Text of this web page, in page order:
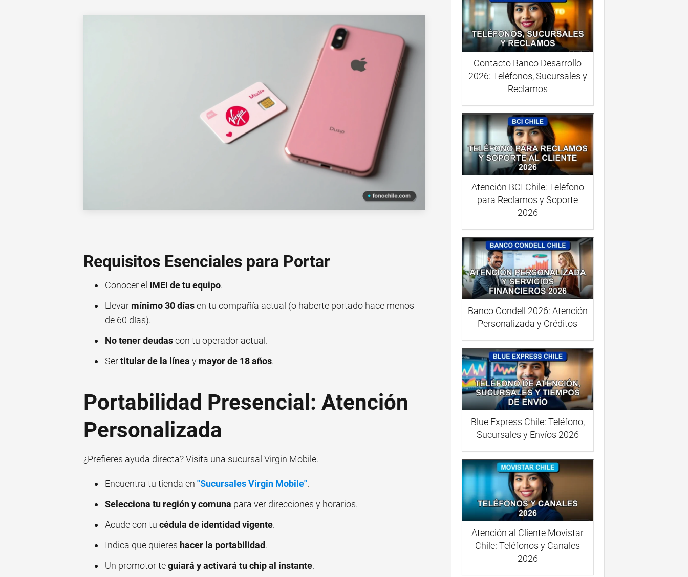
Requisitos Esenciales para Portar
Conocer el IMEI de tu equipo.
Llevar mínimo 30 díasen tu compañía actual (o haberte portado hace menos
de 60 días).
No tener deudascon tu operador actual.
Sertitular de la línea y mayor de 18 años.
Portabilidad Presencial: Atención
Personalizada
¿Prefieres ayuda directa? Visita una sucursal Virgin Mobile.
Encuentra tu tienda en "Sucursales Virgin Mobile".
Selecciona tu región y comuna para ver direcciones y horarios.
Acude con tu cédula de identidad vigente.
Indica que quieres hacer la portabilidad.
Un promotor teguiará y activará tu chip al instante.
Contacto Banco Desarrollo
2026: Teléfonos, Sucursales y
Reclamos
Atención BCI Chile: Teléfono
para Reclamos y Soporte
2026
Banco Condell 2026: Atención
Personalizada y Créditos
Blue Express Chile: Teléfono,
Sucursales y Envíos 2026
Atención al Cliente Movistar
Chile: Teléfonos y Canales
2026